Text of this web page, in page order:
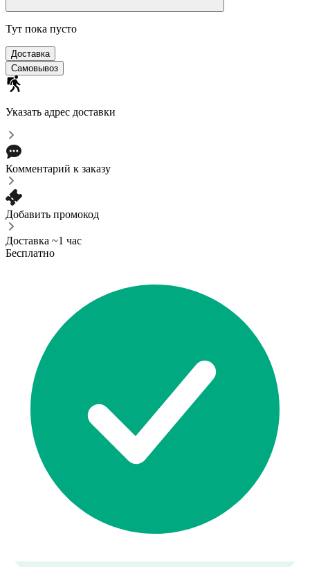
Тут пока пусто
Доставка
Самовывоз
Указать адрес доставки
Комментарий к заказу
Добавить промокод
Доставка ~1 час
Бесплатно